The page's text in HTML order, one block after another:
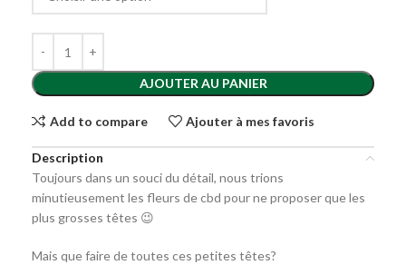
AJOUTER AU PANIER
Add to compare Ajouter à mes favoris
Description
Toujours dans un souci du détail, nous trions
minutieusement les fleurs de cbd pour ne proposer que les
plus grosses têtes 😉
Mais que faire de toutes ces petites têtes?